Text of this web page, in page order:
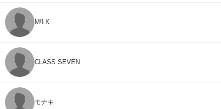
M!LK
CLASS SEVEN
モナキ